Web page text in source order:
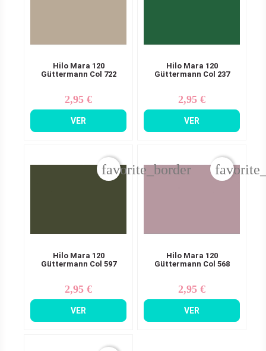
Hilo Mara 120
Güttermann Col 722
Precio
2,95 €
VER
Hilo Mara 120
Güttermann Col 237
Precio
2,95 €
VER
Hilo Mara 120
Güttermann Col 597
Precio
2,95 €
VER
favorite_border
Hilo Mara 120
Güttermann Col 568
Precio
2,95 €
VER